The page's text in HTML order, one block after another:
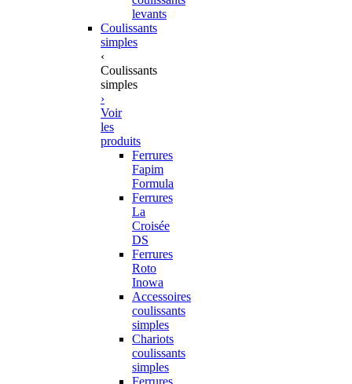
levants
Coulissants
simples
‹
Coulissants
simples
›
Voir
les
produits
Ferrures
Fapim
Formula
Ferrures
La
Croisée
DS
Ferrures
Roto
Inowa
Accessoires
coulissants
simples
Chariots
coulissants
simples
Ferrures